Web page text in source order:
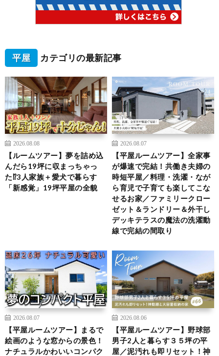
平屋 カテゴリの最新記事
2026.08.08
【ルームツアー】夢を詰め込
んだら19坪に収まっちゃっ
た⁉︎3人家族＋愛犬で暮らす
「新感覚」19坪平屋の全貌
2026.08.07
【平屋ルームツアー】全家事
が爆速で完結！共働き夫婦の
時短平屋／料理・洗濯・なが
ら育児で子育ても楽してこな
せるお家／ファミリークロー
ゼット＆ランドリー＆外干し
デッキテラスの魔法の洗濯動
線で完結の間取り
2026.08.07
【平屋ルームツアー】まるで
絵画のような窓からの景色！
ナチュラルかわいいコンパク
2026.08.06
【平屋ルームツアー】野球部
男子2人と暮らす３５坪の平
屋／泥汚れも即リセット！神